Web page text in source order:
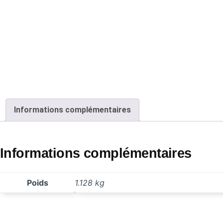
Informations complémentaires
Informations complémentaires
Poids 1.128 kg